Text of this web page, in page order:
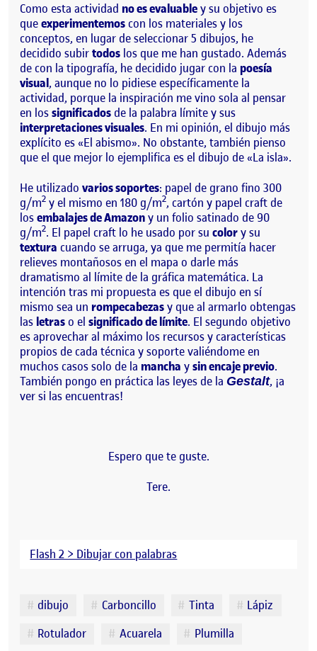
Como esta actividad no es evaluabley su objetivo es
queexperimentemoscon los materiales y los
conceptos, en lugar de seleccionar 5 dibujos, he
decidido subirtodos los que me han gustado. Además
de con la tipografía, he decidido jugar con la poesía
visual, aunque no lo pidiese específicamente la
actividad, porque la inspiración me vino sola al pensar
en lossignificados de la palabra límite y sus
interpretaciones visuales. En mi opinión, el dibujo más
explícito es «El abismo». No obstante, también pienso
que el que mejor lo ejemplifica es el dibujo de «La isla».
He utilizado varios soportes: papel de grano fino 300
g/m2 y el mismo en 180 g/m2, cartón y papel craft de
losembalajes de Amazony un folio satinado de 90
g/m2. El papel craft lo he usado por su colory su
textura cuando se arruga, ya que me permitía hacer
relieves montañosos en el mapa o darle más
dramatismo al límite de la gráfica matemática. La
intención tras mi propuesta es que el dibujo en sí
mismo sea un rompecabezasy que al armarlo obtengas
las letraso el significado de límite. El segundo objetivo
es aprovechar al máximo los recursos y características
propios de cada técnica y soporte valiéndome en
muchos casos solo de la mancha ysin encaje previo.
También pongo en práctica las leyes de la Gestalt, ¡a
ver si las encuentras!
Espero que te guste.
Tere.
Flash 2 > Dibujar con palabras
Etiquetes
dibujo Carboncillo Tinta
Lápiz
Rotulador
Acuarela
Plumilla